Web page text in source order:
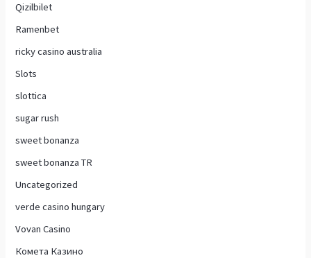
Qizilbilet
Ramenbet
ricky casino australia
Slots
slottica
sugar rush
sweet bonanza
sweet bonanza TR
Uncategorized
verde casino hungary
Vovan Casino
Комета Казино